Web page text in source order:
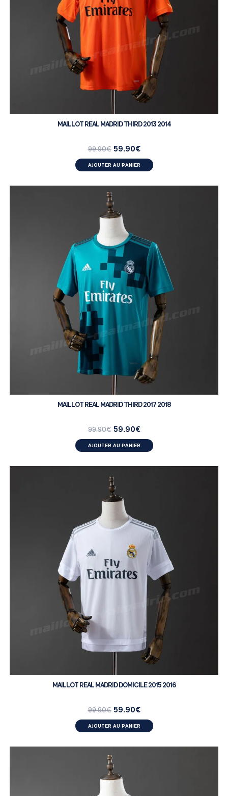
MAILLOT REAL MADRID THIRD 2013 2014
99.90€ 59.90€
AJOUTER AU PANIER
MAILLOT REAL MADRID THIRD 2017 2018
99.90€ 59.90€
AJOUTER AU PANIER
MAILLOT REAL MADRID DOMICILE 2015 2016
99.90€ 59.90€
AJOUTER AU PANIER